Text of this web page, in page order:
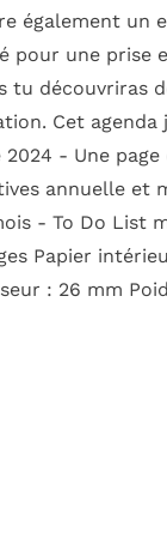
également un
pour une prise
découvriras
Cet
- Une
annuelle et
- To Do List
Papier
: 26 mm